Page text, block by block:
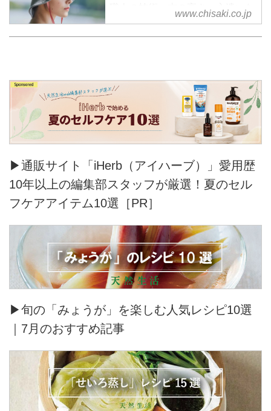
職人の技術、志の高さ、心遣いな
どに共感し、日本製に重きを置き
2016SSコレクションより、
www.chisaki.co.jp
▶通販サイト「iHerb（アイハーブ）」愛用歴
10年以上の編集部スタッフが厳選！夏のセル
フケアアイテム10選［PR］
▶旬の「みょうが」を楽しむ人気レシピ10選
｜7月のおすすめ記事